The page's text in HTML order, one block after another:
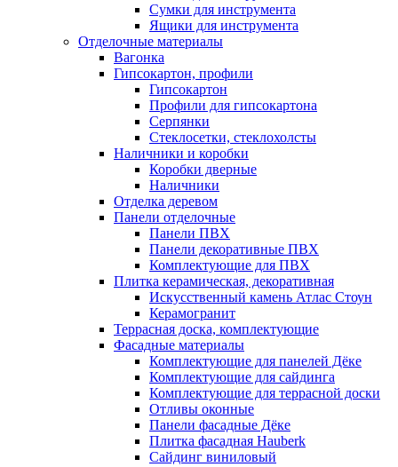
Сумки для инструмента
Ящики для инструмента
Отделочные материалы
Вагонка
Гипсокартон, профили
Гипсокартон
Профили для гипсокартона
Серпянки
Стеклосетки, стеклохолсты
Наличники и коробки
Коробки дверные
Наличники
Отделка деревом
Панели отделочные
Панели ПВХ
Панели декоративные ПВХ
Комплектующие для ПВХ
Плитка керамическая, декоративная
Искусственный камень Атлас Стоун
Керамогранит
Террасная доска, комплектующие
Фасадные материалы
Комплектующие для панелей Дёке
Комплектующие для сайдинга
Комплектующие для террасной доски
Отливы оконные
Панели фасадные Дёке
Плитка фасадная Hauberk
Сайдинг виниловый